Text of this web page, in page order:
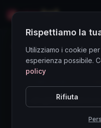
Directory Vini
Langhe Nebbiolo
SCORE
Rispettiamo la
Utilizziamo i cookie
esperienza possibile.
policy
Rifiuta